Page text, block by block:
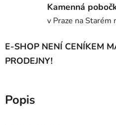
Kamenná
v Praze na Starém
E-SHOP NENÍ CENÍKEM
PRODEJNY!
Popis